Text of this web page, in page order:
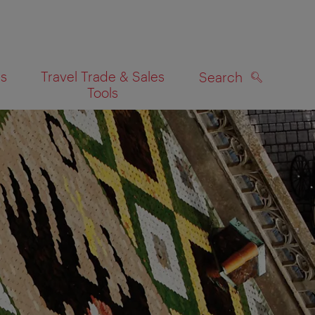
Travel Trade & Sales
Tools
Search
map SEARCH